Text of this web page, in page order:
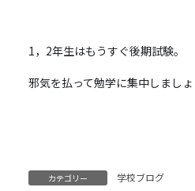
1，2年生はもうすぐ後期試験。
邪気を払って勉学に集中しましょ
カテゴリー 学校ブログ